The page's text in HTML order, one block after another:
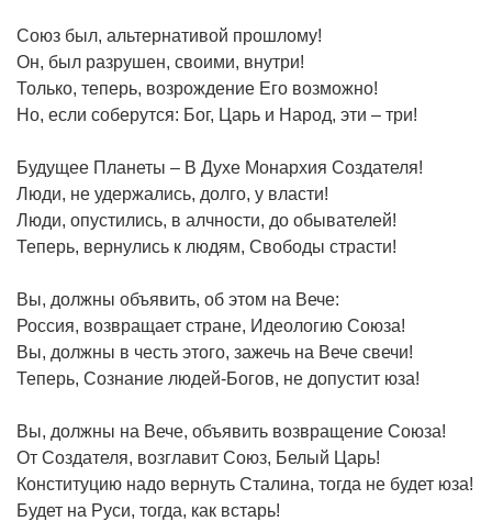
Союз был, альтернативой прошлому!
Он, был разрушен, своими, внутри!
Только, теперь, возрождение Его возможно!
Но, если соберутся: Бог, Царь и Народ, эти – три!
Будущее Планеты – В Духе Монархия Создателя!
Люди, не удержались, долго, у власти!
Люди, опустились, в алчности, до обывателей!
Теперь, вернулись к людям, Свободы страсти!
Вы, должны объявить, об этом на Вече:
Россия, возвращает стране, Идеологию Союза!
Вы, должны в честь этого, зажечь на Вече свечи!
Теперь, Сознание людей-Богов, не допустит юза!
Вы, должны на Вече, объявить возвращение Союза!
От Создателя, возглавит Союз, Белый Царь!
Конституцию надо вернуть Сталина, тогда не будет юза!
Будет на Руси, тогда, как встарь!